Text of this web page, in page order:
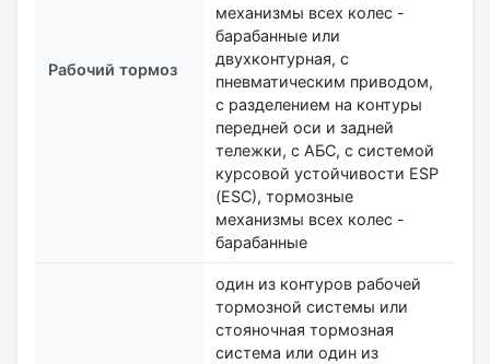
Рабочий тормоз
механизмы всех колес -
барабанные или
двухконтурная, с
пневматическим приводом,
с разделением на контуры
передней оси и задней
тележки, с АБС, с системой
курсовой устойчивости ESP
(ESC), тормозные
механизмы всех колес -
барабанные
один из контуров рабочей
тормозной системы или
стояночная тормозная
система или один из